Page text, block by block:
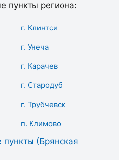
пункты региона:
г. Клинтси
г. Унеча
г. Карачев
г. Стародуб
г. Трубчевск
п. Климово
(Брянская